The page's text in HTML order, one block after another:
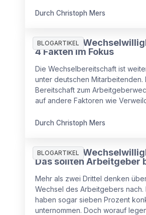
Durch Christoph Mers
BLOGARTIKEL
Studie zur
4 Fakten im Fokus
Die Wechselbereitschaft ist
unter deutschen Mitarbeitenden.
Bereitschaft zum
auf andere Faktoren wie
Durch Christoph Mers
BLOGARTIKEL
Studie zur
Das sollten Arbeitgeber
Mehr als zwei Drittel denken
Wechsel des Arbeitgebers nach.
haben sogar sieben Prozent
unternommen. Doch worauf